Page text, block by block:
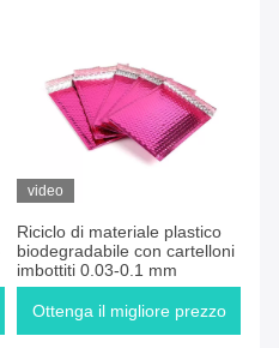
video
Riciclo di materiale plastico
biodegradabile con cartelloni
imbottiti 0.03-0.1 mm
Ottenga il migliore prezzo